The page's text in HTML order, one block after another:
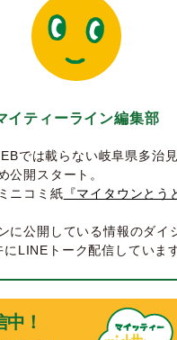
イティーライン編集部
では載らない岐阜県多治
公開スタート。
ニコミ紙 『マイタウンとう
に公開している情報のダイ
LINEトーク配信しています
！